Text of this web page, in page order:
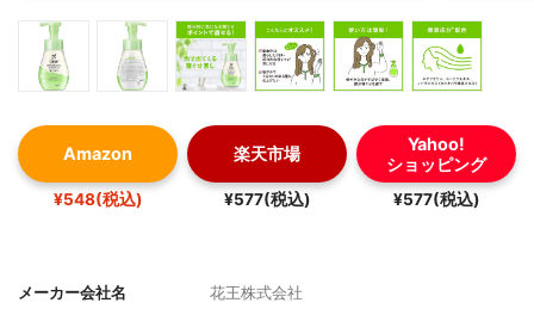
Amazon
¥548(税込)
楽天市場
¥577(税込)
Yahoo!
ショッピング
¥577(税込)
メーカー会社名
花王株式会社